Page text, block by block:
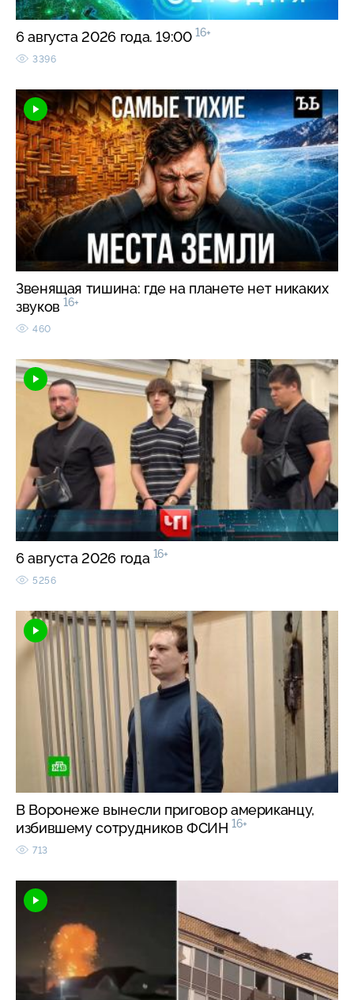
6 августа 2026 года. 19:00 16+
3396
Звенящая тишина: где на планете нет никаких
звуков 16+
460
6 августа 2026 года 16+
5256
В Воронеже вынесли приговор американцу,
избившему сотрудников ФСИН 16+
713